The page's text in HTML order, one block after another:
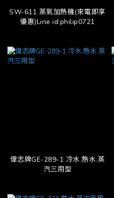
SW-611 蒸氣加熱機(來電即享
優惠)Line id:philip0721
偉志牌GE-289-1 冷水.熱水.蒸
汽三用型